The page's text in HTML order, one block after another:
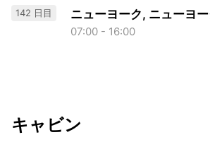
142 日目 ニューヨーク, ニューヨー
07:00 - 16:00
キャビン